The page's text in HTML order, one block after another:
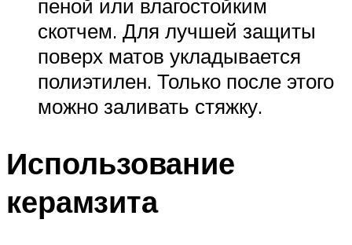
пеной или влагостойким
скотчем. Для лучшей защиты
поверх матов укладывается
полиэтилен. Только после этого
можно заливать стяжку.
Использование
керамзита